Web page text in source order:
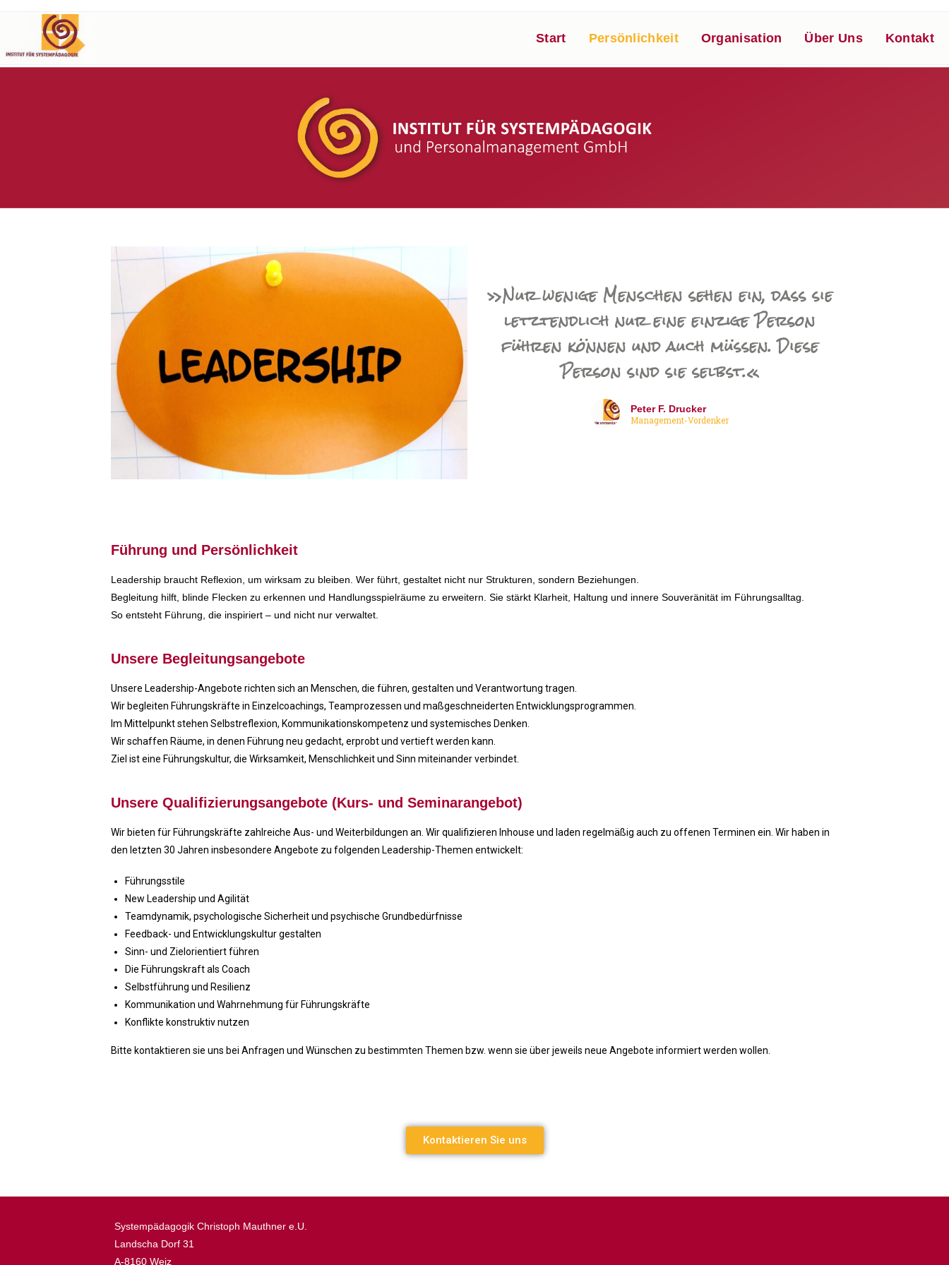
Start Persönlichkeit Organisation Über Uns Kontakt
»Nur wenige Menschen sehen ein, dass sie
letztendlich nur eine einzige Person
führen können und auch müssen. Diese
Person sind sie selbst.«
Peter F. Drucker
Management-Vordenker
Führung und Persönlichkeit
Leadership braucht Reflexion, um wirksam zu bleiben. Wer führt, gestaltet nicht nur Strukturen, sondern Beziehungen.
Begleitung hilft, blinde Flecken zu erkennen und Handlungsspielräume zu erweitern. Sie stärkt Klarheit, Haltung und innere Souveränität im Führungsalltag.
So entsteht Führung, die inspiriert – und nicht nur verwaltet.
Unsere Begleitungsangebote
Unsere Leadership-Angebote richten sich an Menschen, die führen, gestalten und Verantwortung tragen.
Wir begleiten Führungskräfte in Einzelcoachings, Teamprozessen und maßgeschneiderten Entwicklungsprogrammen.
Im Mittelpunkt stehen Selbstreflexion, Kommunikationskompetenz und systemisches Denken.
Wir schaffen Räume, in denen Führung neu gedacht, erprobt und vertieft werden kann.
Ziel ist eine Führungskultur, die Wirksamkeit, Menschlichkeit und Sinn miteinander verbindet.
Unsere Qualifizierungsangebote (Kurs- und Seminarangebot)
Wir bieten für Führungskräfte zahlreiche Aus- und Weiterbildungen an. Wir qualifizieren Inhouse und laden regelmäßig auch zu offenen Terminen ein. Wir haben in
den letzten 30 Jahren insbesondere Angebote zu folgenden Leadership-Themen entwickelt:
Führungsstile
New Leadership und Agilität
Teamdynamik, psychologische Sicherheit und psychische Grundbedürfnisse
Feedback- und Entwicklungskultur gestalten
Sinn- und Zielorientiert führen
Die Führungskraft als Coach
Selbstführung und Resilienz
Kommunikation und Wahrnehmung für Führungskräfte
Konflikte konstruktiv nutzen
Bitte kontaktieren sie uns bei Anfragen und Wünschen zu bestimmten Themen bzw. wenn sie über jeweils neue Angebote informiert werden wollen.
Kontaktieren Sie uns
Systempädagogik Christoph Mauthner e.U.
Landscha Dorf 31
A-8160 Weiz